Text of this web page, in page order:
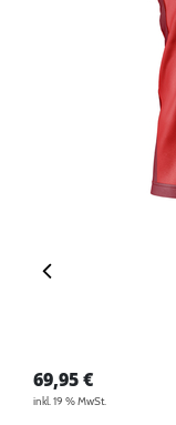
69,95€
inkl. 19 % MwSt.